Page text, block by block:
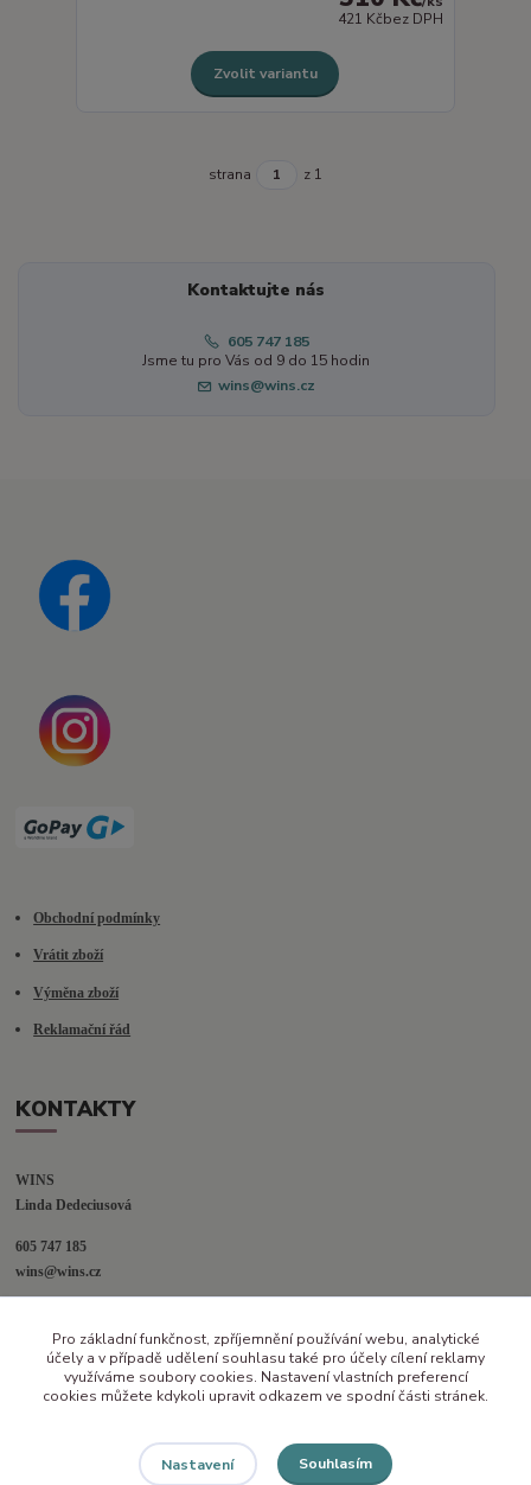
421 Kčbez DPH
Zvolit variantu
strana z 1
Kontaktujte nás
605 747 185
Jsme tu pro Vás od 9 do 15 hodin
wins@wins.cz
Obchodní podmínky
Vrátit zboží
Výměna zboží
Reklamační řád
KONTAKTY
WINS
Linda Dedeciusová
605 747 185
wins@wins.cz
Šenov u N. Jičína
Pro základní funkčnost, zpříjemnění používání webu, analytické
účely a v případě udělení souhlasu také pro účely cílení reklamy
využíváme soubory cookies. Nastavení vlastních preferencí
cookies můžete kdykoli upravit odkazem ve spodní části stránek.
Nastavení Souhlasím